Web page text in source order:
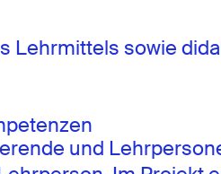
sowie
und